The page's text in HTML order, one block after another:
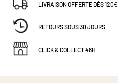
LIVRAISON OFFERTE DÈS 120€
RETOURS SOUS 30 JOURS
CLICK & COLLECT 48H